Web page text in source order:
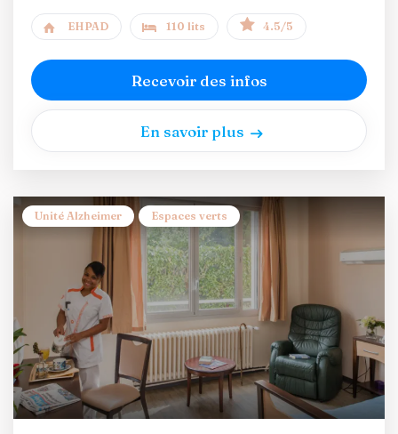
EHPAD 110 lits 4.5/5
Recevoir des infos
En savoir plus
Unité Alzheimer Espaces verts